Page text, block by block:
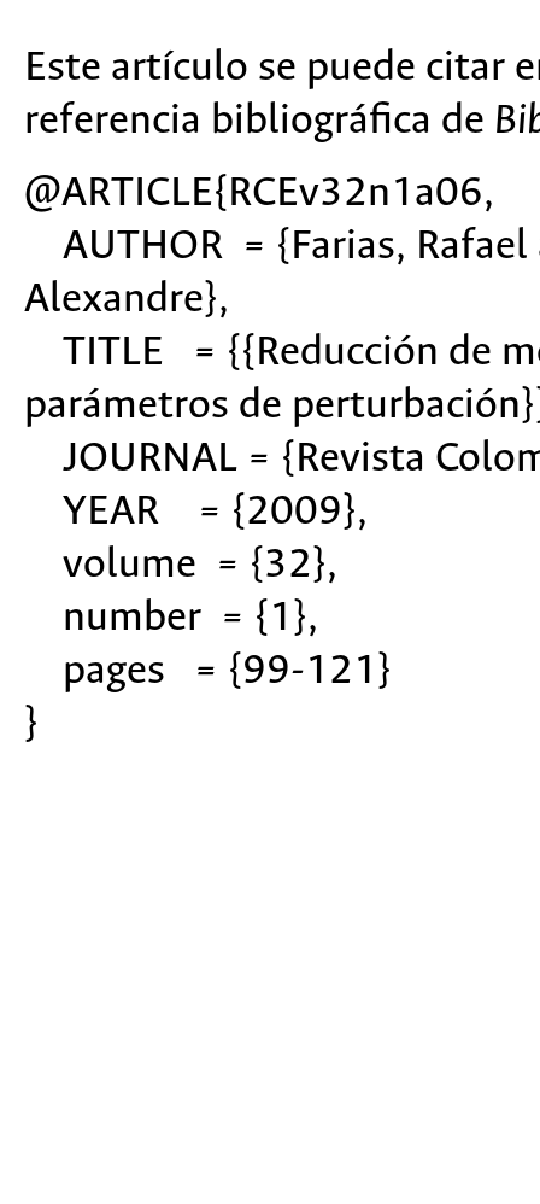
Este artículo se puede citar
referencia bibliográfica de
@ARTICLE{RCEv32n1a06,
AUTHOR = {Farias,
Alexandre},
TITLE = {{Reducción de
parámetros de
JOURNAL = {Revista
YEAR = {2009},
volume = {32},
number = {1},
pages = {99-121}
}